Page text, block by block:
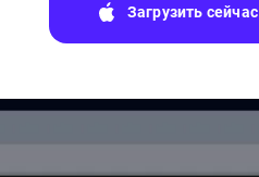
Загрузить сейчас